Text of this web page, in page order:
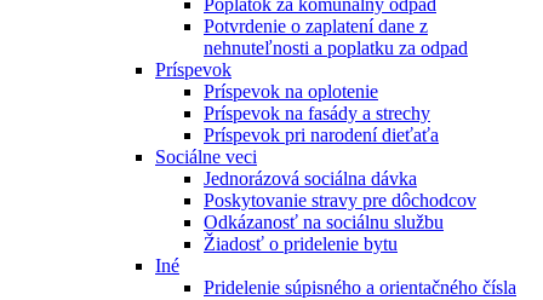
Poplatok za komunálny odpad
Potvrdenie o zaplatení dane z
nehnuteľnosti a poplatku za odpad
Príspevok
Príspevok na oplotenie
Príspevok na fasády a strechy
Príspevok pri narodení dieťaťa
Sociálne veci
Jednorázová sociálna dávka
Poskytovanie stravy pre dôchodcov
Odkázanosť na sociálnu službu
Žiadosť o pridelenie bytu
Iné
Pridelenie súpisného a orientačného čísla